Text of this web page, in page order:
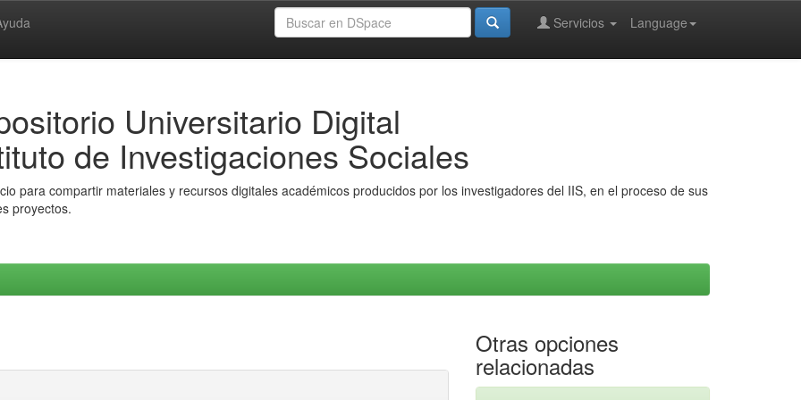
Language
Servicios
Universitario Digital
de Investigaciones Sociales
para compartir materiales y recursos digitales académicos producidos por los investigadores del IIS, en el proceso de sus
proyectos.
Otras opciones
relacionadas